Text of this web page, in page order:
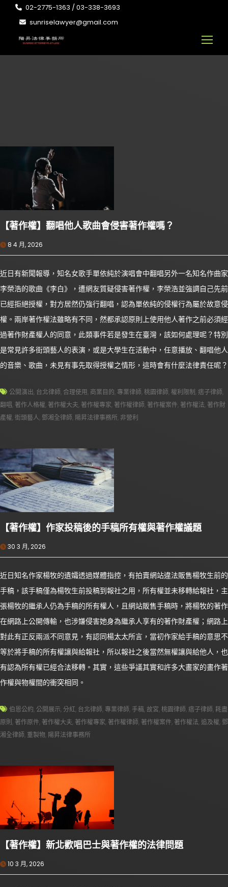
02-2775-1363 / 03-338-3693
sunriselawyer@gmail.com
【著作權】翻唱他人歌曲會侵害著作權嗎？
8 4 月, 2026
近日有新聞報導，知名女歌手單依純於演唱會中翻唱另外一名知名作曲家
李榮浩的歌曲《李白》，遭網友質疑侵害著作權，李榮浩並強調自己先前
已經拒絕授權，對方居然仍強行翻唱，認為單依純的侵權行為屬於故意侵
權。兩岸著作權法雖略有不同，然都承認原則上使用他人著作之前必須經
過著作財產權人的同意，此類事件若是發生在臺灣，該如何處理呢？特別
是常見許多街頭藝人的表演，或是大學生在活動中，任意播放、翻唱他人
的音樂、歌曲，未見有事先取得授權之情形，這時會有什麼法律責任呢？
公開演出, 台北律師, 合理使用, 商業目的, 專業律師,桃園律師,權利限制 , 痞子律師,
翻唱, 著作人格權, 著作權大夫, 著作權專家, 著作權律師, 著作權案件, 著作權法, 著作財
產權,街頭藝人, 鄧湘全律師, 陽昇法律事務所, 非營利
【著作權】作家投稿後的手稿所有權與著作權議題
30 3 月, 2026
近日知名作家楊牧的遺孀透過媒體指控，有拍賣網站違法販售楊牧生前的
手稿，該手稿僅為楊牧生前投稿到報社之用，所有權並未移轉給報社，主
張楊牧的繼承人仍為手稿的所有權人，且網站販售手稿時，將楊牧的著作
在網路上公開傳輸，也涉嫌侵害她身為繼承人享有的著作財產權；網路上
對此有正反兩派不同意見，有認同楊太太所言，當初作家給手稿的意思不
等於將手稿的所有權讓與給報社，所以報社之後當然無權讓與給他人，也
有認為所有權已經合法移轉。其實，這些爭議其實和許多大畫家的畫作著
作權與物權間的衝突相同。
伯恩公約, 公開展示, 分紅, 台北律師, 專業律師,手稿,故宮,桃園律師,痞子律師,耗盡
原則 , 著作原件, 著作權大夫, 著作權專家, 著作權律師, 著作權案件, 著作權法,追及權, 鄧
湘全律師, 重製物, 陽昇法律事務所
【著作權】新北歡唱巴士與著作權的法律問題
10 3 月, 2026